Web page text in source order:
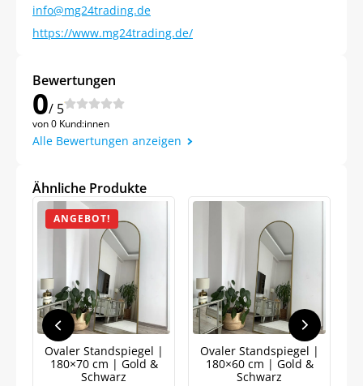
info@mg24trading.de
https://www.mg24trading.de/
Bewertungen
0/ 5
von 0 Kund:innen
Alle Bewertungen anzeigen
Ähnliche Produkte
ANGEBOT!
Ovaler Standspiegel |
180×70 cm | Gold &
Schwarz
Ovaler Standspiegel |
180×60 cm | Gold &
Schwarz
Jetzt 5% Rabatt
auf Ihre erste Bestellung sichern!
Meinen Code senden
Bleiben Sie auf dem Laufenden über
Neuigkeiten und Angebote.
Weitere Informationen darüber, wie wir Ihre Daten für
Marketingkommunikation verarbeiten. Lesen Sie unsere
Datenschutzrichtlinie.